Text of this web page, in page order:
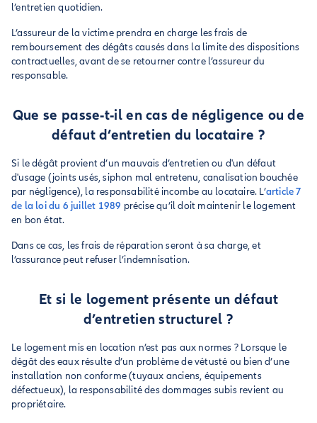
l’entretien quotidien.
L’assureur de la victime prendra en charge les frais de
remboursement des dégâts causés dans la limite des dispositions
contractuelles, avant de se retourner contre l’assureur du
responsable.
Que se passe-t-il en cas de négligence ou de
défaut d’entretien du locataire ?
Si le dégât provient d’un mauvais d’entretien ou d'un défaut
d'usage (joints usés, siphon mal entretenu, canalisation bouchée
par négligence), la responsabilité incombe au locataire. L’article 7
de la loi du 6 juillet 1989 précise qu’il doit maintenir le logement
en bon état.
Dans ce cas, les frais de réparation seront à sa charge, et
l’assurance peut refuser l’indemnisation.
Et si le logement présente un défaut
d’entretien structurel ?
Le logement mis en location n’est pas aux normes ? Lorsque le
dégât des eaux résulte d’un problème de vétusté ou bien d’une
installation non conforme (tuyaux anciens, équipements
défectueux), la responsabilité des dommages subis revient au
propriétaire.